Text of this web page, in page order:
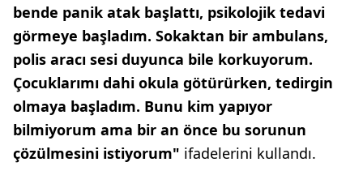
bende panik atak başlattı, psikolojik tedavi
görmeye başladım. Sokaktan bir ambulans,
polis aracı sesi duyunca bile korkuyorum.
Çocuklarımı dahi okula götürürken, tedirgin
olmaya başladım. Bunu kim yapıyor
bilmiyorum ama bir an önce bu sorunun
çözülmesini istiyorum" ifadelerini kullandı.